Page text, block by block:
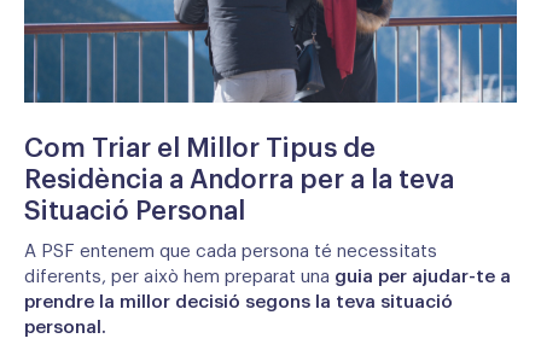
Com Triar el Millor Tipus de
Residència a Andorra per a la teva
Situació Personal
A PSF entenem que cada persona té necessitats
diferents, per això hem preparat una guia per ajudar-te a
prendre la millor decisió segons la teva situació
personal.